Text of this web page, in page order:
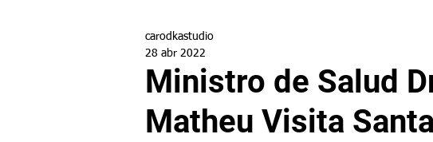
Ministro de Salud
Matheu Visita
carodkastudio
28 abr 2022